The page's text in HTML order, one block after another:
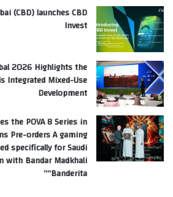
(CBD) launches CBD
Invest
2026 Highlights the
Integrated Mixed-Use
Development
the POVA 8 Series in
Pre-orders A gaming
specifically for Saudi
with Bandar Madkhali
“Banderita”